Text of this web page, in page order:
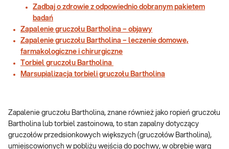
Zadbaj o zdrowie z odpowiednio dobranym pakietem
badań
Zapalenie gruczołu Bartholina – objawy
Zapalenie gruczołu Bartholina – leczenie domowe,
farmakologiczne i chirurgiczne
Torbiel gruczołu Bartholina
Marsupializacja torbieli gruczołu Bartholina
Zapalenie gruczołu Bartholina, znane również jako ropień gruczołu
Bartholina lub torbiel zastoinowa, to stan zapalny dotyczący
gruczołów przedsionkowych większych (gruczołów Bartholina),
umiejscowionych w pobliżu wejścia do pochwy, w obrębie warg